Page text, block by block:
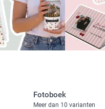
Fotoboek
Meer dan 10 varianten